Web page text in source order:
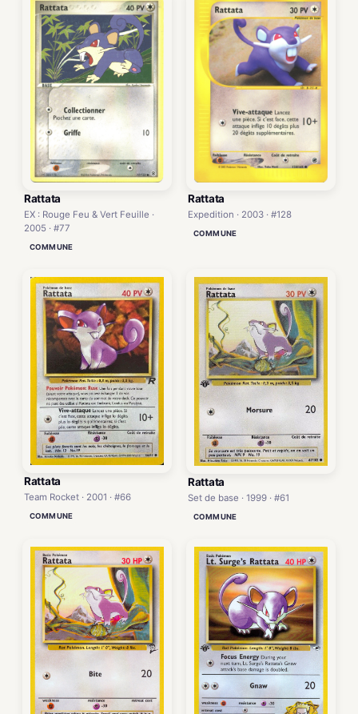
Rattata
EX : Rouge Feu & Vert Feuille ·
2005 · #77
COMMUNE
Rattata
Expedition · 2003 · #128
COMMUNE
Rattata
Team Rocket · 2001 · #66
COMMUNE
Rattata
Set de base · 1999 · #61
COMMUNE